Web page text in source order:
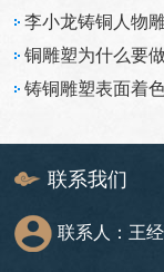
李小龙铸铜人物
铜雕塑为什么要
铸铜雕塑表面着
联系我们
联系人：王